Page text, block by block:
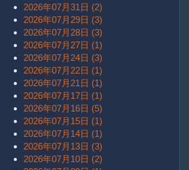
2026年07月31日 (2)
2026年07月29日 (3)
2026年07月28日 (3)
2026年07月27日 (1)
2026年07月24日 (3)
2026年07月22日 (1)
2026年07月21日 (1)
2026年07月17日 (1)
2026年07月16日 (5)
2026年07月15日 (1)
2026年07月14日 (1)
2026年07月13日 (3)
2026年07月10日 (2)